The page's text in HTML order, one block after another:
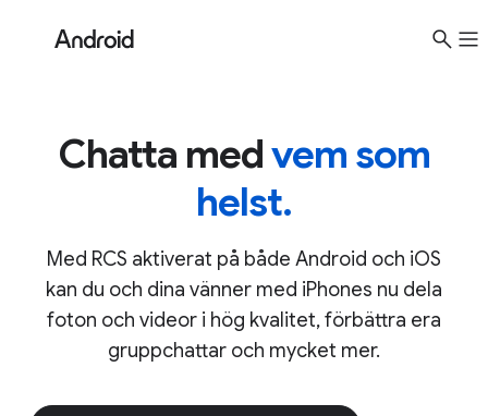
Krypterade konversationer – oavsett telefon.
Chatta medvem som
helst.
Med RCS aktiverat på både Android och iOS
kan du och dina vänner med iPhones nu dela
foton och videor i hög kvalitet, förbättra era
gruppchattar och mycket mer.